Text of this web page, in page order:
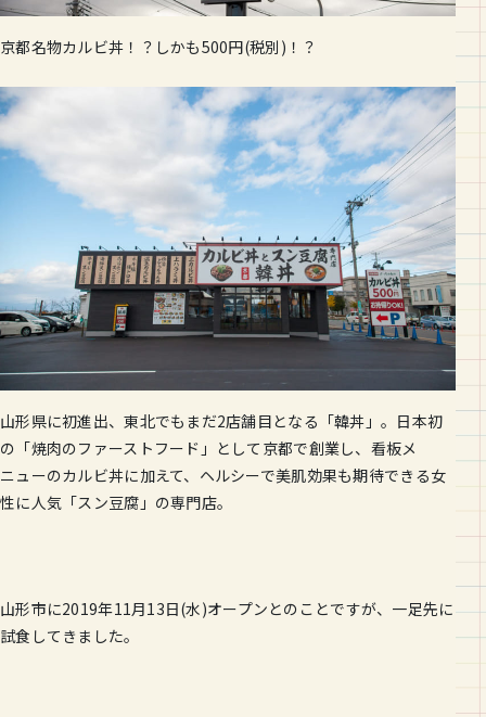
京都名物カルビ丼！？しかも500円(税別)！？
山形県に初進出、東北でもまだ2店舗目となる「韓丼」。日本初
の「焼肉のファーストフード」として京都で創業し、看板メ
ニューのカルビ丼に加えて、ヘルシーで美肌効果も期待できる女
性に人気「スン豆腐」の専門店。
山形市に2019年11月13日(水)オープンとのことですが、一足先に
試食してきました。